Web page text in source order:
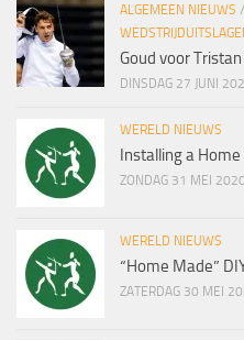
ALGEMEEN NIEUWS /
Goud voor
DINSDAG 27 JUNI
WERELD NIEUWS
Installing a
ZONDAG 31 MEI 2020
WERELD NIEUWS
“Home Made”
ZATERDAG 30 MEI